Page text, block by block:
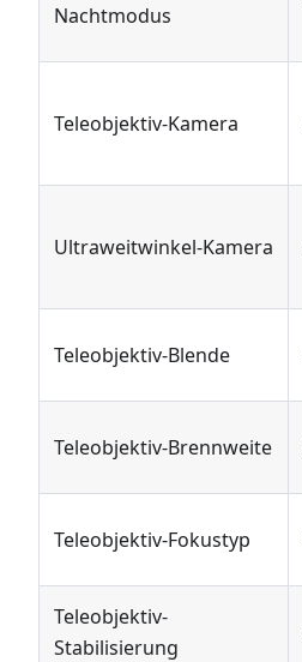
Nachtmodus
Teleobjektiv-Kamera
Ultraweitwinkel-Kamera
Teleobjektiv-Blende
Teleobjektiv-Brennweite
Teleobjektiv-Fokustyp
Teleobjektiv-
Stabilisierung